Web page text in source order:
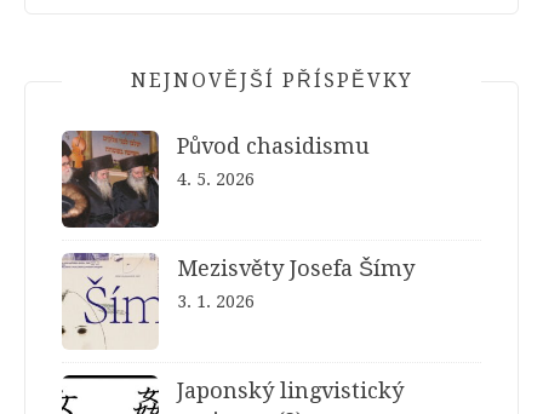
NEJNOVĚJŠÍ PŘÍSPĚVKY
Původ chasidismu
4. 5. 2026
Mezisvěty Josefa Šímy
3. 1. 2026
Japonský lingvistický